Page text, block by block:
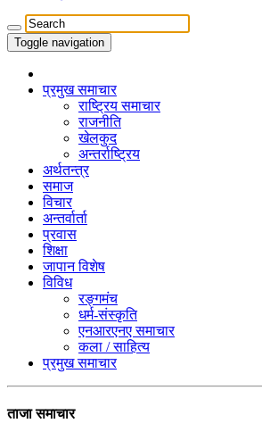
Toggle navigation
प्रमुख समाचार
राष्ट्रिय समाचार
राजनीति
खेलकुद
अन्तर्राष्ट्रिय
अर्थतन्त्र
समाज
विचार
अन्तर्वार्ता
प्रवास
शिक्षा
जापान विशेष
विविध
रङ्गमंच
धर्म-संस्कृति
एनआरएनए समाचार
कला / साहित्य
प्रमुख समाचार
ताजा समाचार